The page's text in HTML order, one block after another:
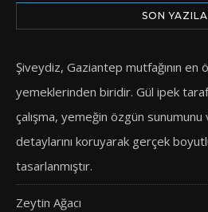
SON
Şiveydiz, Gaziantep mutfağının en
yemeklerinden biridir. Gül ipek
çalışma, yemeğin özgün
detaylarını koruyarak gerçek
tasarlanmıştır.
Zeytin Ağacı